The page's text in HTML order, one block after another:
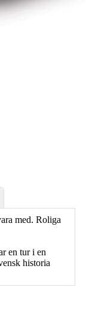
med. Roliga
en tur i en
historia